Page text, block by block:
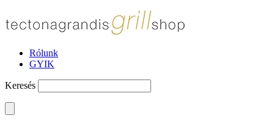
Rólunk
GYIK
Keresés